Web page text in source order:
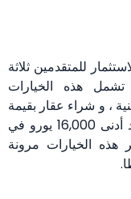
للمتقدمين ثلاثة
هذه الخيارات
، و شراء عقار بقيمة
700,000 يورو على الأقل أو استئجاره بحد أدنى 16,000 يورو في
هذه الخيارات مرونة